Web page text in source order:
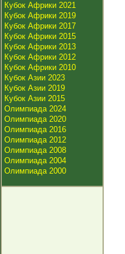
Кубок Африки 2021
Кубок Африки 2019
Кубок Африки 2017
Кубок Африки 2015
Кубок Африки 2013
Кубок Африки 2012
Кубок Африки 2010
Кубок Азии 2023
Кубок Азии 2019
Кубок Азии 2015
Олимпиада 2024
Олимпиада 2020
Олимпиада 2016
Олимпиада 2012
Олимпиада 2008
Олимпиада 2004
Олимпиада 2000